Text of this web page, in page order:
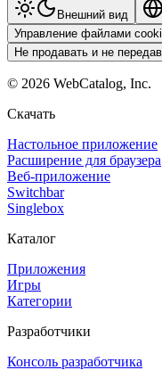
Внешний вид
Управление файлами
Не продавать и не
© 2026 WebCatalog, Inc.
Скачать
Настольное приложение
Расширение для браузера
Веб-приложение
Switchbar
Singlebox
Каталог
Приложения
Игры
Категории
Разработчики
Консоль разработчика